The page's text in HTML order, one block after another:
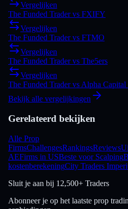
Vergelijken
The Funded Tradervs FXIFY
Vergelijken
The Funded Tradervs FTMO
Vergelijken
The Funded Tradervs The5ers
Vergelijken
The Funded Tradervs Alpha Capital
Bekijk alle vergelijkingen
Gerelateerd bekijken
Alle Prop
FirmsChallengesRankingsReviews
AEFirms in USBeste voor Scalping
kostenberekeningCity Traders
Sluit je aan bij 12,500+ Traders
Abonneer je op het laatste prop